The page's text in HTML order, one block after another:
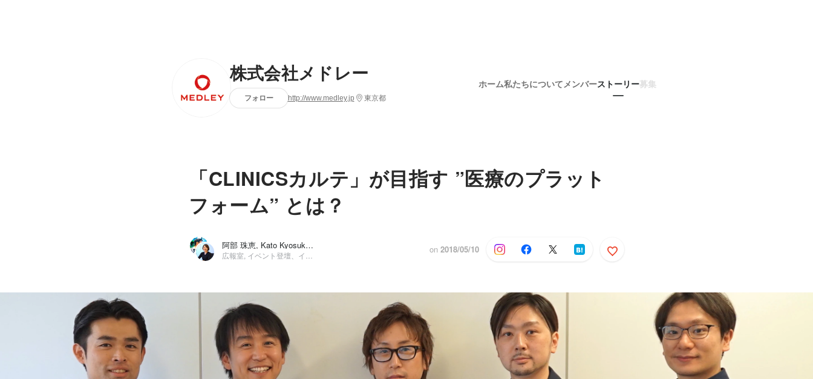
株式会社メドレー
フォロー http://www.medley.jp 東京都
ホーム私たちについて メンバーストーリー募集
「CLINICSカルテ」が目指す ”医療のプラット
フォーム” とは？
阿部 珠恵, Kato Kyosuke on 2018/05/10